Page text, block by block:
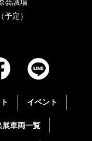
会議場
定）
イベント
展車両一覧